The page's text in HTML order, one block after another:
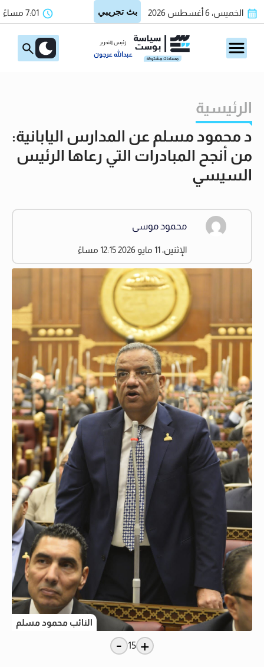
الخميس، 6 أغسطس 2026 7:01 مساءً
رئيس التحرير
عبدالله عرجون
الرئيسية
د محمود مسلم عن المدارس اليابانية:
من أنجح المبادرات التي رعاها الرئيس
السيسي
محمود موسى
الإثنين، 11 مايو 2026 12:15 مساءً
النائب محمود مسلم
+
15
-